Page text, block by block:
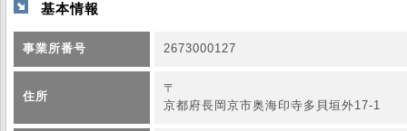
基本情報
事業所番号 2673000127
住所
〒
京都府長岡京市奥海印寺多貝垣外17-1